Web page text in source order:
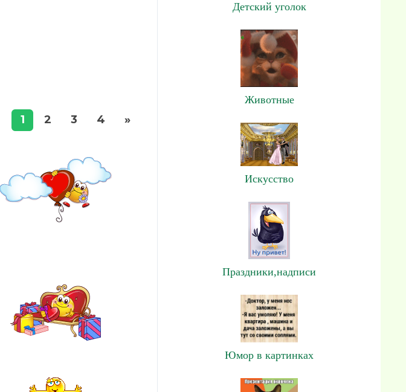
1 2 3 4 »
Детский уголок
Животные
Искусство
Праздники,надписи
Юмор в картинках